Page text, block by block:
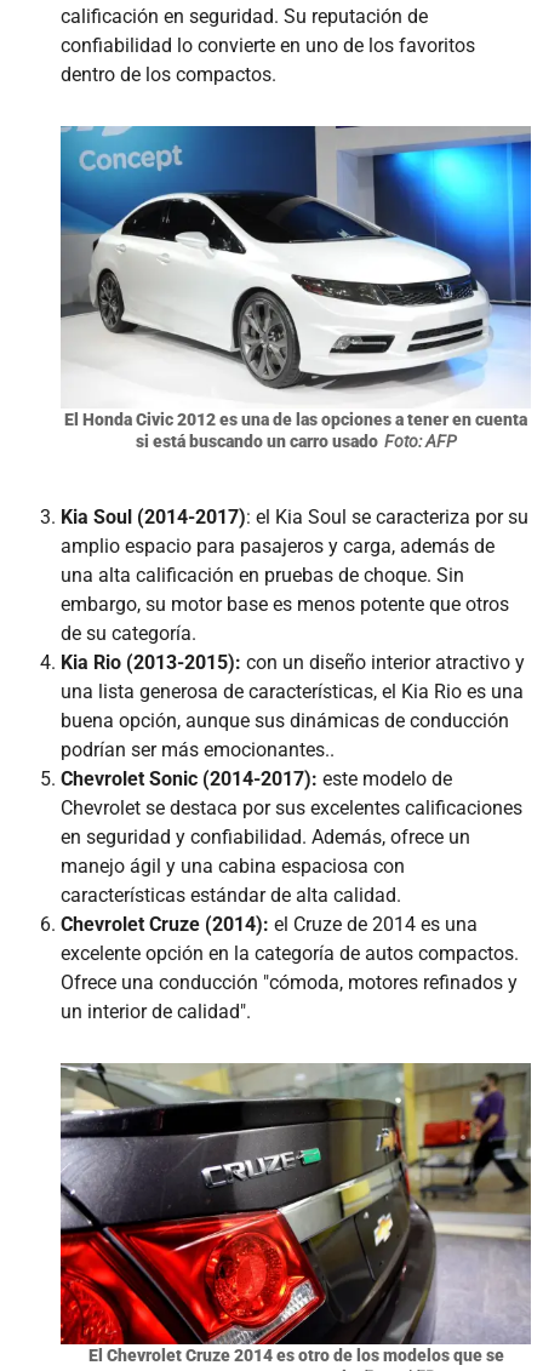
calificación en seguridad. Su reputación de
confiabilidad lo convierte en uno de los favoritos
dentro de los compactos.
El Honda Civic 2012 es una de las opciones a tener en cuenta
si está buscando un carro usado Foto: AFP
Kia Soul (2014-2017): el Kia Soul se caracteriza por su
amplio espacio para pasajeros y carga, además de
una alta calificación en pruebas de choque. Sin
embargo, su motor base es menos potente que otros
de su categoría.
Kia Rio (2013-2015): con un diseño interior atractivo y
una lista generosa de características, el Kia Rio es una
buena opción, aunque sus dinámicas de conducción
podrían ser más emocionantes..
Chevrolet Sonic (2014-2017): este modelo de
Chevrolet se destaca por sus excelentes calificaciones
en seguridad y confiabilidad. Además, ofrece un
manejo ágil y una cabina espaciosa con
características estándar de alta calidad.
Chevrolet Cruze (2014): el Cruze de 2014 es una
excelente opción en la categoría de autos compactos.
Ofrece una conducción "cómoda, motores refinados y
un interior de calidad".
El Chevrolet Cruze 2014 es otro de los modelos que se